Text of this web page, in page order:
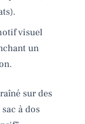
visuel
un
sur des
à dos